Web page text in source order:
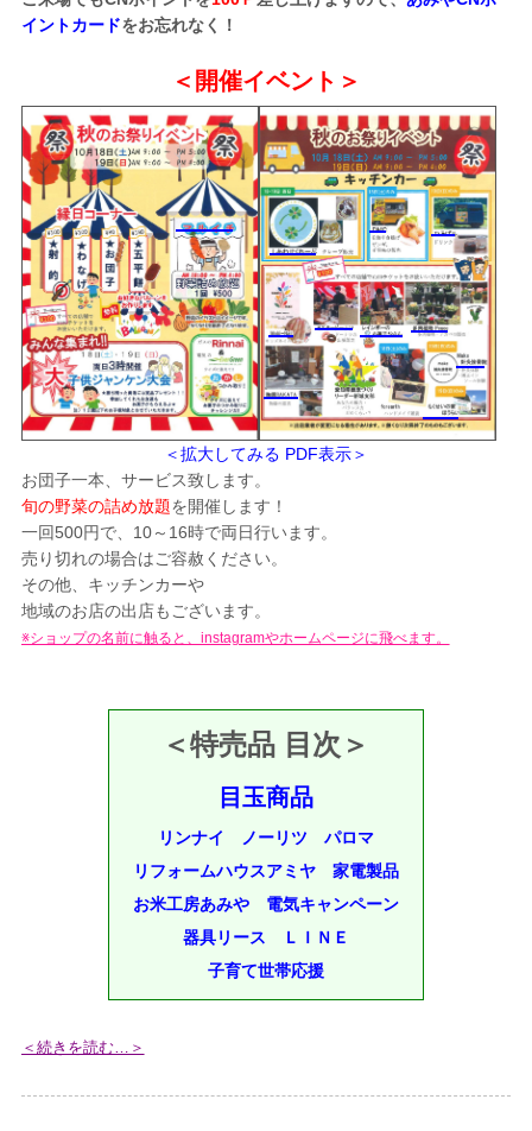
イントカードをお忘れなく！
＜開催イベント＞
＜拡大してみる PDF表示＞
お団子一本、サービス致します。
旬の野菜の詰め放題を開催します！
一回500円で、10～16時で両日行います。
売り切れの場合はご容赦ください。
その他、キッチンカーや
地域のお店の出店もございます。
※ショップの名前に触ると、instagramやホームページに飛べます。
＜特売品 目次＞
目玉商品
リンナイ ノーリツ
パロマ
リフォームハウスアミヤ
家電製品
お米工房あみや
電気キャンペーン
器具リース
ＬＩＮＥ
子育て世帯応援
＜続きを読む…＞